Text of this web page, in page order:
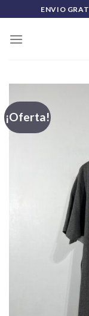
al
contenido
ENVIO
¡Oferta!